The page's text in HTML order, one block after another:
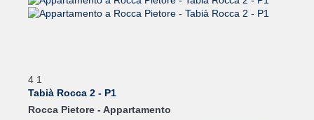
4 1
Tabià Rocca 2 - P1
Rocca Pietore - Appartamento